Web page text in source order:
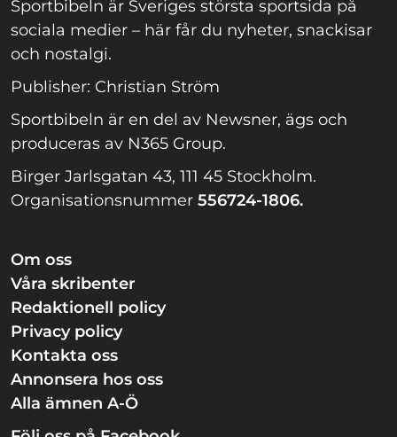
Sportbibeln är Sveriges största sportsida på
sociala medier – här får du nyheter, snackisar
och nostalgi.
Publisher: Christian Ström
Sportbibeln är en del av Newsner, ägs och
produceras av N365 Group.
Birger Jarlsgatan 43, 111 45 Stockholm.
Organisationsnummer 556724-1806.
Om oss
Våra skribenter
Redaktionell policy
Privacy policy
Kontakta oss
Annonsera hos oss
Alla ämnen A-Ö